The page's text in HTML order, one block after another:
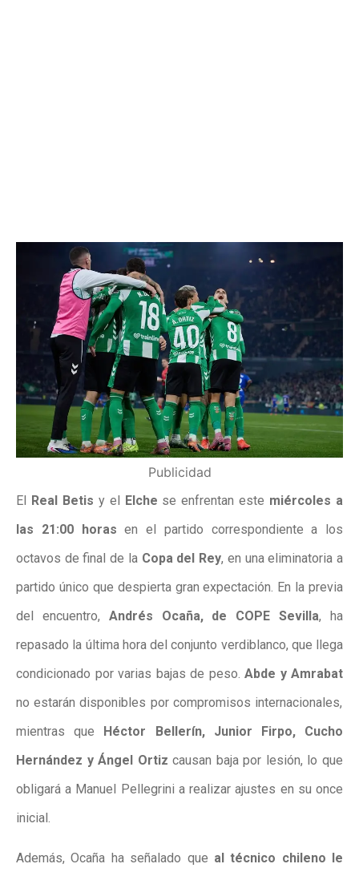
Publicidad
El Real Betis y el Elche se enfrentan este miércoles a
las 21:00 horas en el partido correspondiente a los
octavos de final de la Copa del Rey, en una eliminatoria a
partido único que despierta gran expectación. En la previa
del encuentro, Andrés Ocaña, de COPE Sevilla, ha
repasado la última hora del conjunto verdiblanco, que llega
condicionado por varias bajas de peso. Abde y Amrabat
no estarán disponibles por compromisos internacionales,
mientras que Héctor Bellerín, Junior Firpo, Cucho
Hernández y Ángel Ortiz causan baja por lesión, lo que
obligará a Manuel Pellegrini a realizar ajustes en su once
inicial.
Además, Ocaña ha señalado que al técnico chileno le